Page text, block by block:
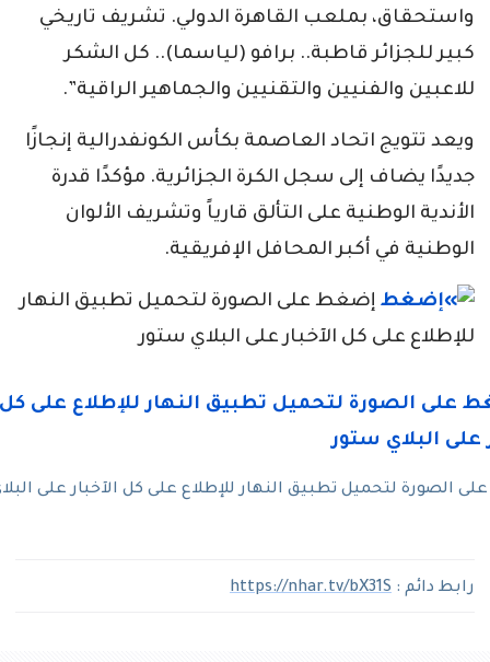
واستحقاق، بملعب القاهرة الدولي. تشريف تاريخي
كبير للجزائر قاطبة.. برافو (لياسما).. كل الشكر
للاعبين والفنيين والتقنيين والجماهير الراقية”.
ويعد تتويج اتحاد العاصمة بكأس الكونفدرالية إنجازًا
جديدًا يضاف إلى سجل الكرة الجزائرية. مؤكدًا قدرة
الأندية الوطنية على التألق قارياً وتشريف الألوان
الوطنية في أكبر المحافل الإفريقية.
إضغط على الصورة لتحميل تطبيق النهار
للإطلاع على كل الآخبار على البلاي ستور
الصورة لتحميل تطبيق النهار للإطلاع على كل الآخبار على
رابط دائم : https://nhar.tv/bX31S